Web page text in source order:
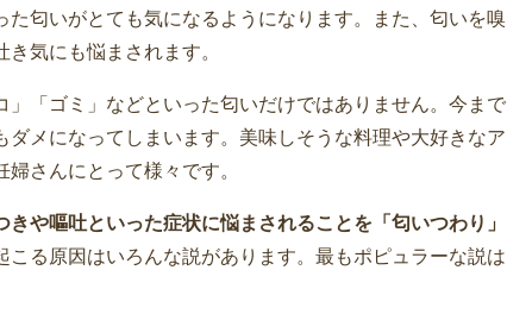
匂いがとても気になるようになります。また、匂いを嗅
気にも悩まされます。
「ゴミ」などといった匂いだけではありません。今まで
ダメになってしまいます。美味しそうな料理や大好きなア
さんにとって様々です。
や嘔吐といった症状に悩まされることを「匂いつわり」
こる原因はいろんな説があります。最もポピュラーな説は